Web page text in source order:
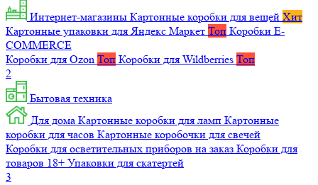
Интернет-магазины Картонные коробки для вещей Хит
Картонные упаковки для Яндекс Маркет Топ Коробки E-
COMMERCE
Коробки для Ozon Топ Коробки для Wildberries Топ
2
Бытовая техника
Для дома Картонные коробки для ламп Картонные
коробки для часов Картонные коробочки для свечей
Коробки для осветительных приборов на заказ Коробки для
товаров 18+ Упаковки для скатертей
3